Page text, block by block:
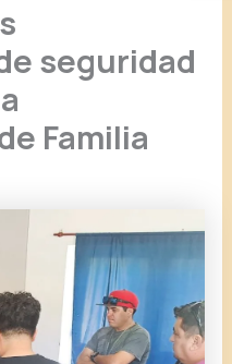
seguridad
Familia